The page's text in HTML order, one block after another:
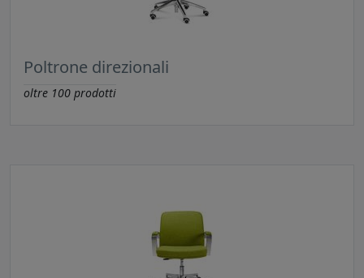
Poltrone direzionali
oltre 100 prodotti